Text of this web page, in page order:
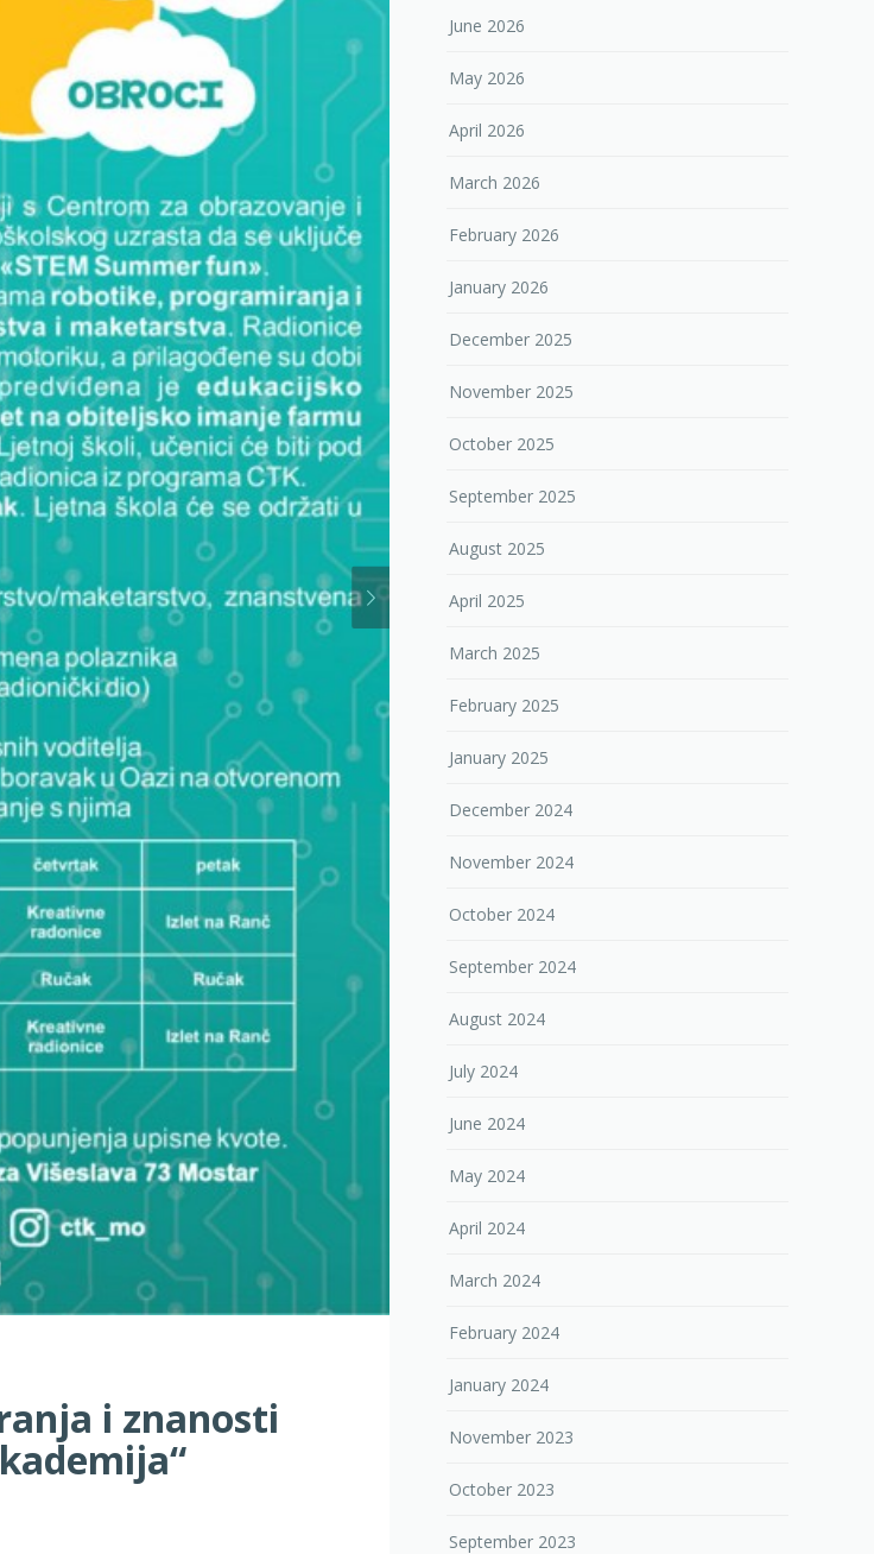
i znanosti
June 2026
May 2026
April 2026
March 2026
February 2026
January 2026
December 2025
November 2025
October 2025
September 2025
August 2025
April 2025
March 2025
February 2025
January 2025
December 2024
November 2024
October 2024
September 2024
August 2024
July 2024
June 2024
May 2024
April 2024
March 2024
February 2024
January 2024
November 2023
October 2023
September 2023